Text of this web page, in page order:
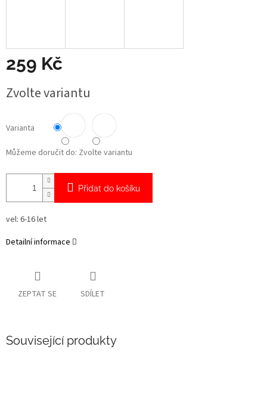
259 Kč
cena:
Zvolte variantu
Varianta
Můžeme doručit do: Zvolte variantu
Přidat do košíku
vel: 6-16 let
Detailní informace
ZEPTAT SE SDÍLET
Související produkty